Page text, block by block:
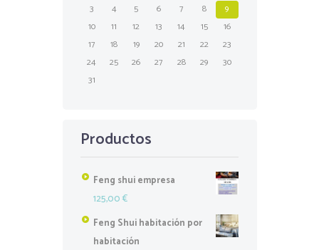
3
4 5 6 7 8
9
10
11 12 13 14 15
16
17
18 19 20 21 22
23
24
25 26 27 28 29
30
31
Productos
Feng shui empresa
125,00€
Feng Shui habitación por
habitación